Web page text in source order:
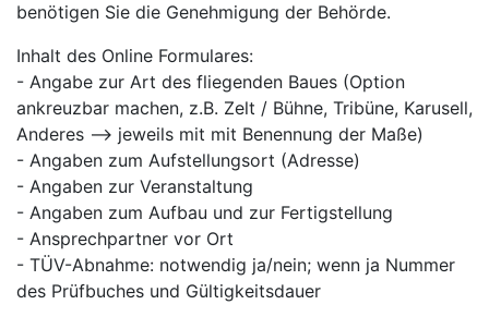
benötigen Sie die Genehmigung der Behörde.
Inhalt des Online Formulares:
- Angabe zur Art des fliegenden Baues (Option
ankreuzbar machen, z.B. Zelt / Bühne, Tribüne, Karusell,
Anderes --> jeweils mit mit Benennung der Maße)
- Angaben zum Aufstellungsort (Adresse)
- Angaben zur Veranstaltung
- Angaben zum Aufbau und zur Fertigstellung
- Ansprechpartner vor Ort
- TÜV-Abnahme: notwendig ja/nein; wenn ja Nummer
des Prüfbuches und Gültigkeitsdauer